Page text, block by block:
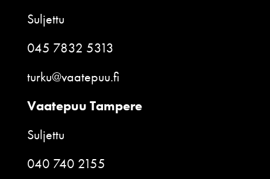
Suljettu
045 7832 5313
turku@vaatepuu.fi
Vaatepuu Tampere
Suljettu
040 740 2155